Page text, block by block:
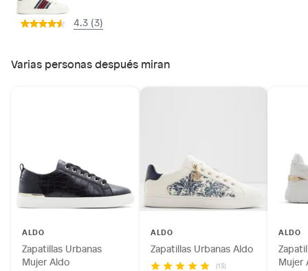
n
4.3 (3)
Varias personas después miran
ALDO
Zapatillas Urbanas
Mujer Aldo
ALDO
Zapatillas Urbanas Aldo
(13)
ALDO
Mujer